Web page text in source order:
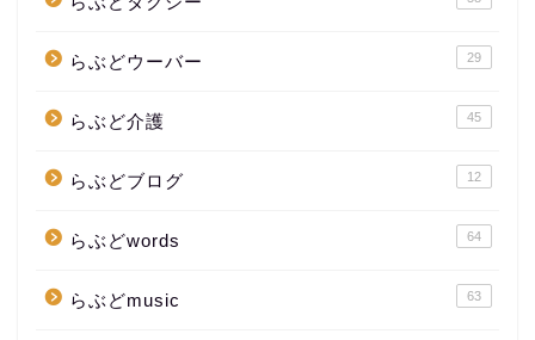
らぶどウーバー 29
らぶど介護 45
らぶどブログ 12
らぶどwords 64
らぶどmusic 63